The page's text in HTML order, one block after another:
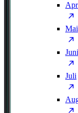
Mai
Juni
Juli